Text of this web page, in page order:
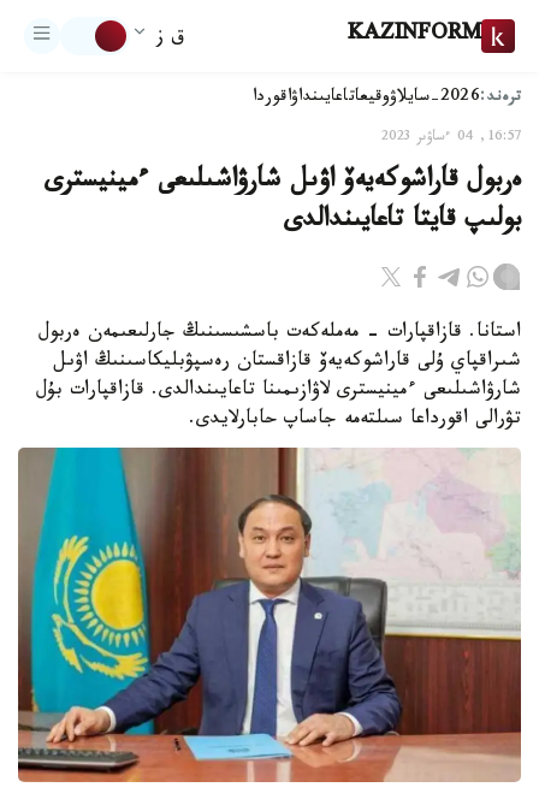
KAZINFORM ق ز
ترەند:2026-سايلاۋ وقيعاتاعايىنداۋاقوردا
16:57, 04 ءساۋىر 2023
ەربول قاراشوكەيەۆ اۋىل شارۋاشىلىعى ءمينيسترى
بولىپ قايتا تاعايىندالدى
استانا. قازاقپارات - مەملەكەت باسشىسىنىڭ جارلىعىمەن ەربول
شىراقپاي ۇلى قاراشوكەيەۆ قازاقستان رەسپۋبليكاسىنىڭ اۋىل
شارۋاشىلىعى ءمينيسترى لاۋازىمىنا تاعايىندالدى. قازاقپارات بۇل
تۋرالى اقورداعا سىلتەمە جاساپ حابارلايدى.